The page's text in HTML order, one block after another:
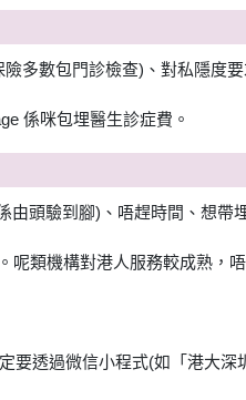
多數包門診檢查)、對私隱度
係咪包埋醫生診症費。
頭驗到腳)、唔趕時間、想帶
類機構對港人服務較成熟，
要透過微信小程式(如「港大